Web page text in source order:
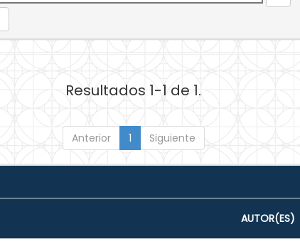
Resultados 1-1 de 1.
Anterior 1 Siguiente
AUTOR(ES)